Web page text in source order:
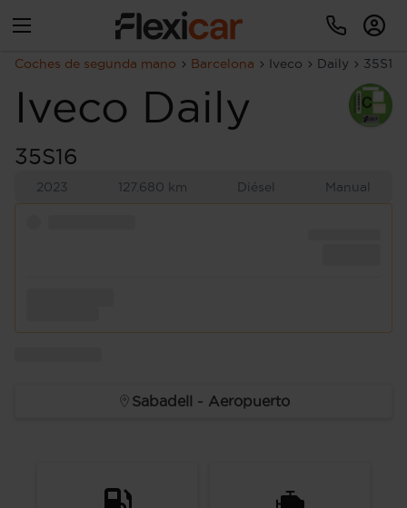
Coches de segunda mano Barcelona Iveco Daily 35S16
Iveco Daily
35S16
2023 127.680 km Diésel Manual
Sabadell - Aeropuerto